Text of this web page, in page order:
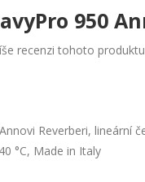
950
recenzi tohoto produktu
Reverberi, lineární
°C, Made in Italy